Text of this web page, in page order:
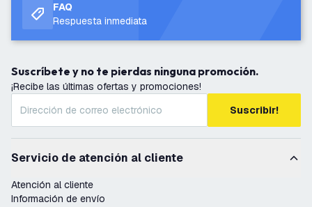
FAQ
Respuesta inmediata
Suscríbete y no te pierdas ninguna promoción.
¡Recibe las últimas ofertas y promociones!
Suscribir!
Servicio de atención al cliente
Atención al cliente
Información de envío